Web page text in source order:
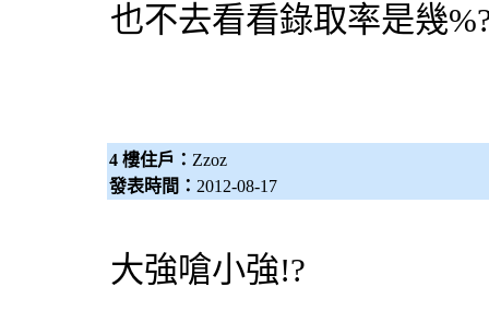
也不去看看錄取率是幾
4 樓住戶： Zzoz
發表時間： 2012-08-17
大強嗆小強!?